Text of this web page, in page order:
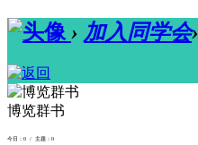
› 加入同学会›
博览群书
今日：0 / 主题：0